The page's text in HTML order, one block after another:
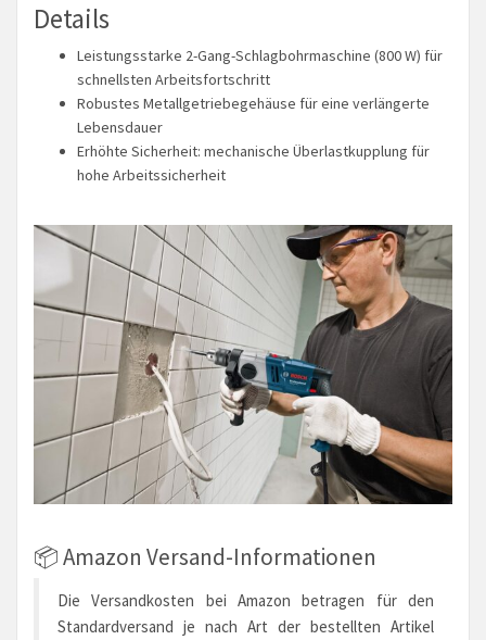
Details
Leistungsstarke 2-Gang-Schlagbohrmaschine (800 W) für
schnellsten Arbeitsfortschritt
Robustes Metallgetriebegehäuse für eine verlängerte
Lebensdauer
Erhöhte Sicherheit: mechanische Überlastkupplung für
hohe Arbeitssicherheit
📦 Amazon Versand-Informationen
Die Versandkosten bei Amazon betragen für den
Standardversand je nach Art der bestellten Artikel